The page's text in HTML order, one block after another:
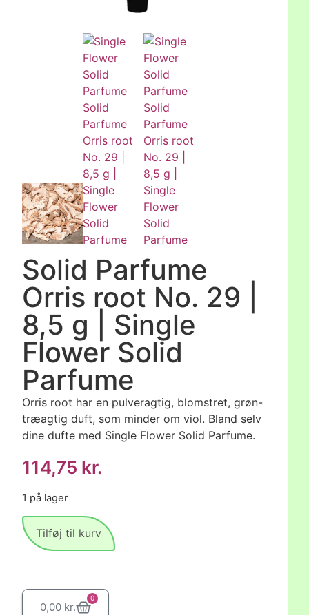
Solid Parfume
Orris root No. 29 |
8,5 g | Single
Flower Solid
Parfume
Orris root har en pulveragtig, blomstret, grøn-
træagtig duft, som minder om viol. Bland selv
dine dufte med Single Flower Solid Parfume.
114,75 kr.
1 på lager
Tilføj til kurv
0,00 kr.
0